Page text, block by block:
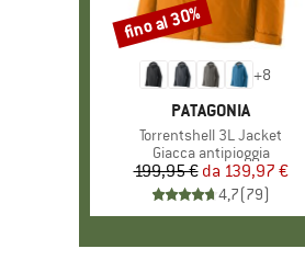
+8
MARCHIO
PATAGONIA
Articolo
Torrentshell 3L Jacket
Gruppo di prodotti
Giacca antipioggia
Prezzo
199,95 € Prezzo ridotto
da 139,97 €
4,7(79)
Sconto
fino al 30%